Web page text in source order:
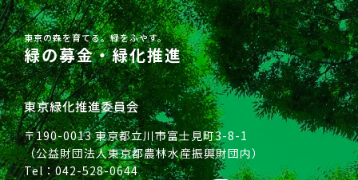
東京の森を育てる。緑をふやす。
緑の募金・緑化推進
東京緑化推進委員会
〒190-0013 東京都立川市富士見町3-8-1
（公益財団法人東京都農林水産振興財団内）
Tel：042-528-0644